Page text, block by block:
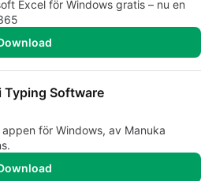
Excel för Windows gratis – nu en
Typing Software
för Windows, av Manuka